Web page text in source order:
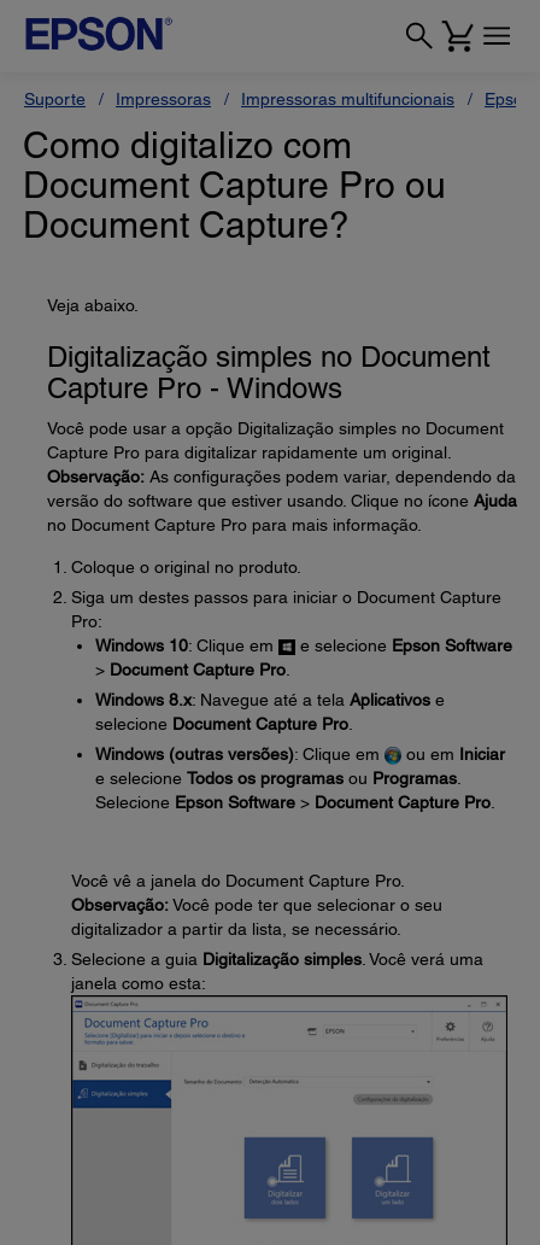
Suporte Impressoras Impressoras multifuncionais Epson
Como digitalizo com
Document Capture Pro ou
Document Capture?
Veja abaixo.
Digitalização simples no Document
Capture Pro - Windows
Você pode usar a opção Digitalização simples no Document
Capture Pro para digitalizar rapidamente um original.
Observação: As configurações podem variar, dependendo da
versão do software que estiver usando. Clique no ícone Ajuda
no Document Capture Pro para mais informação.
Coloque o original no produto.
Siga um destes passos para iniciar o Document Capture
Pro:
Windows 10: Clique em e selecione Epson Software
> Document Capture Pro
Windows 8.x: Navegue até a tela Aplicativos e
selecione Document Capture Pro
Windows (outras versões): Clique em ou em Iniciar
e selecione Todos os programas ou Programas
Selecione Epson Software > Document Capture Pro
Você vê a janela do Document Capture Pro.
Observação:Você pode ter que selecionar o seu
digitalizador a partir da lista, se necessário.
Selecione a guia Digitalização simples . Você verá uma
janela como esta: